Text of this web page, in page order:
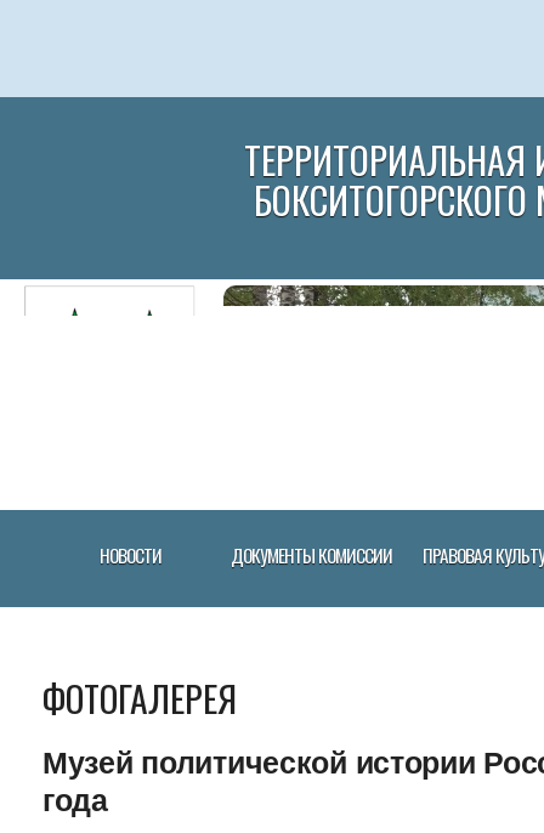
НОВОСТИ ДОКУМЕНТЫ КОМИССИИ ПРАВОВАЯ
ФОТОГАЛЕРЕЯ
Музей политической истории
года